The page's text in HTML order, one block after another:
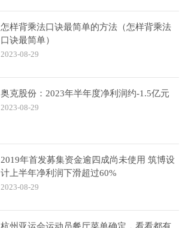
怎样背乘法口诀最简单的方法（怎样背乘法
口诀最简单）
2023-08-29
奥克股份：2023年半年度净利润约-1.5亿元
2023-08-29
2019年首发募集资金逾四成尚未使用 筑博设
计上半年净利润下滑超过60%
2023-08-29
杭州亚运会运动员餐厅菜单确定，看看都有